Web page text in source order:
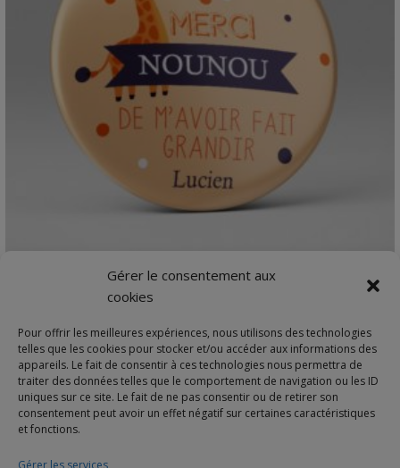
Gérer le consentement aux
cookies
Pour offrir les meilleures expériences, nous utilisons des technologies
telles que les cookies pour stocker et/ou accéder aux informations des
appareils. Le fait de consentir à ces technologies nous permettra de
traiter des données telles que le comportement de navigation ou les ID
uniques sur ce site. Le fait de ne pas consentir ou de retirer son
consentement peut avoir un effet négatif sur certaines caractéristiques
et fonctions.
Gérer les services
Cadeau Nounou | Merci Girafe
3,70€ – 12,00€Plage
de
prix :
3,70€
12,00€